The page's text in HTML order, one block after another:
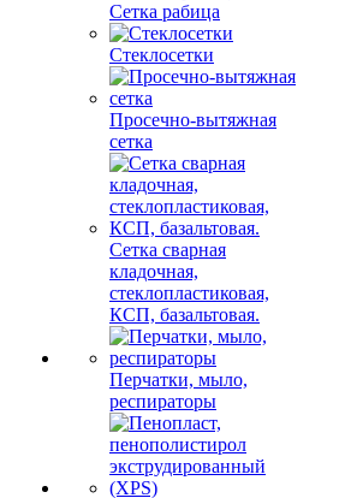
Сетка рабица
Стеклосетки
Просечно-вытяжная
сетка
Сетка сварная
кладочная,
стеклопластиковая,
КСП, базальтовая.
Перчатки, мыло,
респираторы